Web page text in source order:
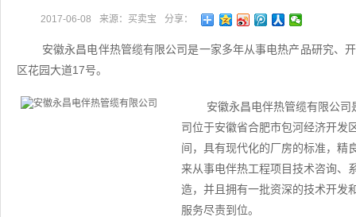
2017-06-08 来源：买卖宝 分享：
安徽永昌电伴热管缆有限公司是一家多年从事电热产品研究、
区花园大道17号。
安徽永昌电伴热管缆有限公
司位于安徽省合肥市包河经济开发
间，具有现代化的厂房的标准，精
来从事电伴热工程项目技术咨询、
造，并且拥有一批资深的技术开发
服务尽责到位。